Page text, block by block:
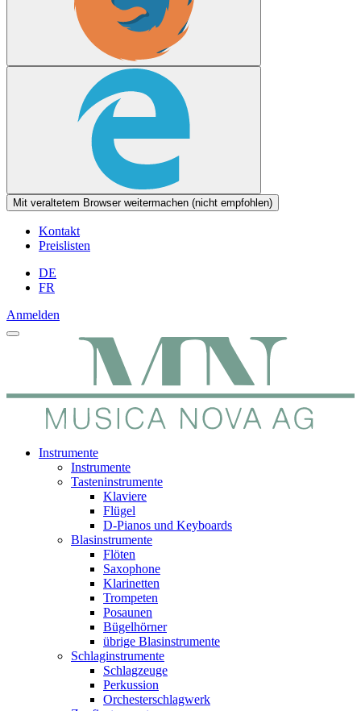
Mit veraltetem Browser weitermachen (nicht empfohlen)
Kontakt
Preislisten
DE
FR
Anmelden
Instrumente
Instrumente
Tasteninstrumente
Klaviere
Flügel
D-Pianos und Keyboards
Blasinstrumente
Flöten
Saxophone
Klarinetten
Trompeten
Posaunen
Bügelhörner
übrige Blasinstrumente
Schlaginstrumente
Schlagzeuge
Perkussion
Orchesterschlagwerk